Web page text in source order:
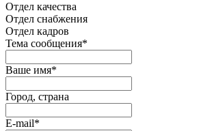
Отдел качества
Oтдел снабжения
Отдел кадров
Тема сообщения*
Ваше имя*
Город, страна
E-mail*